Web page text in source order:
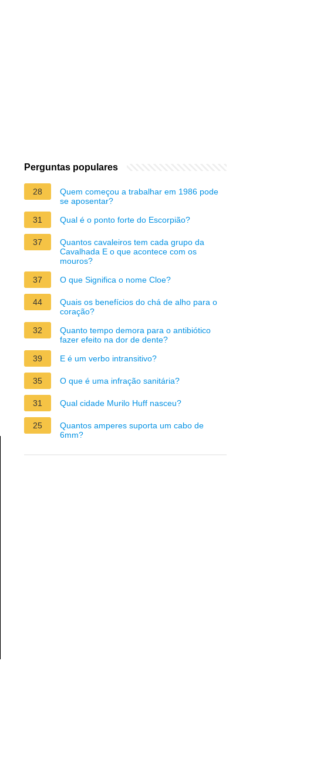
Perguntas populares
28
Quem começou a trabalhar em 1986 pode
se aposentar?
31
Qual é o ponto forte do Escorpião?
37
Quantos cavaleiros tem cada grupo da
Cavalhada E o que acontece com os
mouros?
37
O que Significa o nome Cloe?
44
Quais os benefícios do chá de alho para o
coração?
32
Quanto tempo demora para o antibiótico
fazer efeito na dor de dente?
39
E é um verbo intransitivo?
35 O que é uma infração sanitária?
31 Qual cidade Murilo Huff nasceu?
25
Quantos amperes suporta um cabo de
6mm?